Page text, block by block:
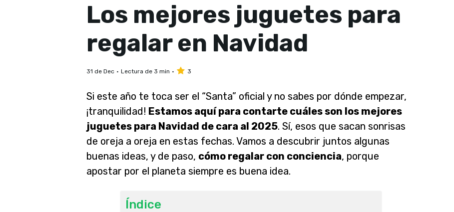
Los mejores juguetes para
regalar en Navidad
31 de Dec Lectura de 3 min 3
Si este año te toca ser el “Santa” oficial y no sabes por dónde empezar,
¡tranquilidad! Estamos aquí para contarte cuáles son los mejores
juguetes para Navidad de cara al 2025. Sí, esos que sacan sonrisas
de oreja a oreja en estas fechas. Vamos a descubrir juntos algunas
buenas ideas, y de paso, cómo regalar con conciencia, porque
apostar por el planeta siempre es buena idea.
Índice